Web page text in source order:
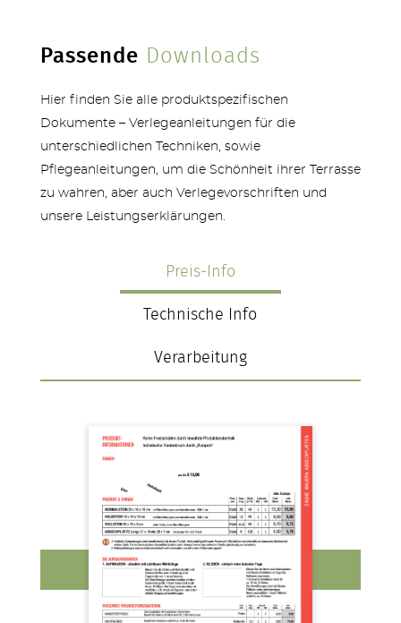
Passende Downloads
Hier finden Sie alle produktspezifischen
Dokumente – Verlegeanleitungen für die
unterschiedlichen Techniken, sowie
Pflegeanleitungen, um die Schönheit ihrer Terrasse
zu wahren, aber auch Verlegevorschriften und
unsere Leistungserklärungen.
Preis-Info
Technische Info
Verarbeitung